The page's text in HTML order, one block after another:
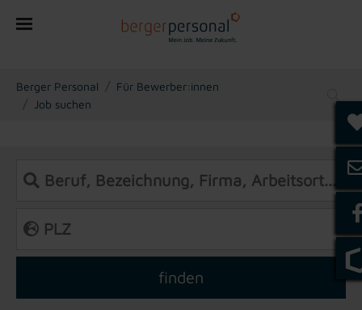
You are here:
Berger Personal
Für Bewerber:innen
Job suchen